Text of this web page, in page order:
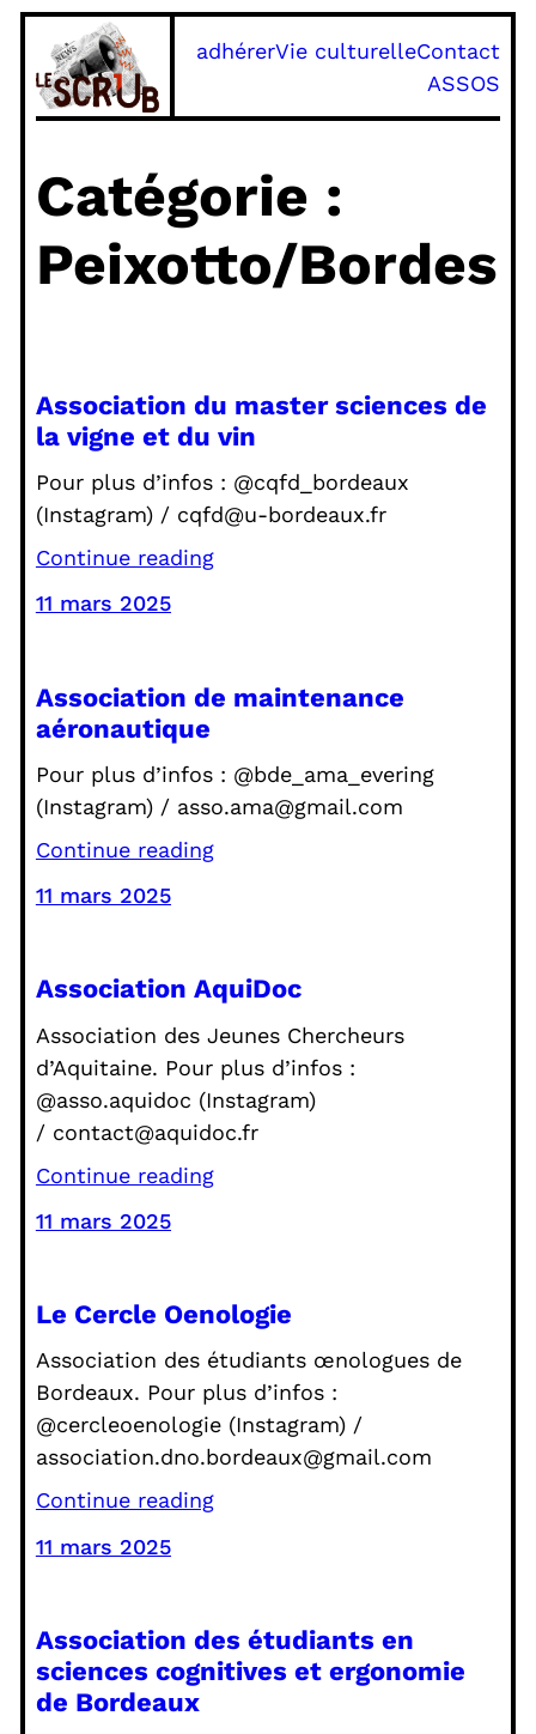
Aller
contenu
adhérerVie culturelleContact
ASSOS
Catégorie :
Peixotto/Bordes
Association du master sciences de
la vigne et du vin
Pour plus d’infos : @cqfd_bordeaux
(Instagram) / cqfd@u-bordeaux.fr
Continue reading
11 mars 2025
Association de maintenance
aéronautique
Pour plus d’infos : @bde_ama_evering
(Instagram) / asso.ama@gmail.com
Continue reading
11 mars 2025
Association AquiDoc
Association des Jeunes Chercheurs
d’Aquitaine. Pour plus d’infos :
@asso.aquidoc (Instagram)
/ contact@aquidoc.fr
Continue reading
11 mars 2025
Le Cercle Oenologie
Association des étudiants œnologues de
Bordeaux. Pour plus d’infos :
@cercleoenologie (Instagram) /
association.dno.bordeaux@gmail.com
Continue reading
11 mars 2025
Association des étudiants en
sciences cognitives et ergonomie
de Bordeaux